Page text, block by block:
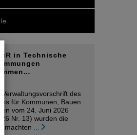
in Technische
Verwaltungsvorschrift des
für Kommunen, Bauen
vom 24. Juni 2026
Nr. 13) wurden die